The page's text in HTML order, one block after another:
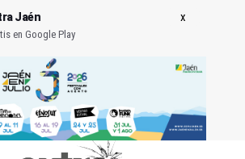
Jaén
en Google Play